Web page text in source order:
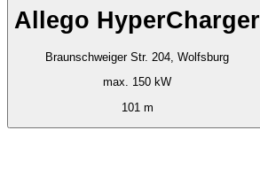
Allego HyperCharger
Braunschweiger Str. 204, Wolfsburg
max. 150 kW
101 m